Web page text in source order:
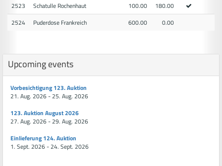
2523
Schatulle Rochenhaut 100.00
180.00
2524
Puderdose Frankreich 600.00 0.00
Upcoming events
Vorbesichtigung 123. Auktion
21. Aug. 2026 - 25. Aug. 2026
123. Auktion August 2026
27. Aug. 2026 - 29. Aug. 2026
Einlieferung 124. Auktion
1. Sept. 2026 - 24. Sept. 2026